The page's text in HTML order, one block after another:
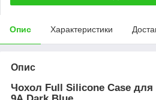
Опис Характеристики
Опис
Чохол Full Silicone Case для